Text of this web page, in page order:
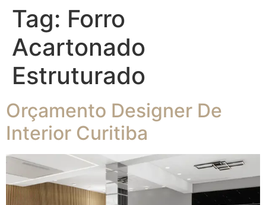
Tag: Forro
Acartonado
Estruturado
Orçamento Designer De
Interior Curitiba